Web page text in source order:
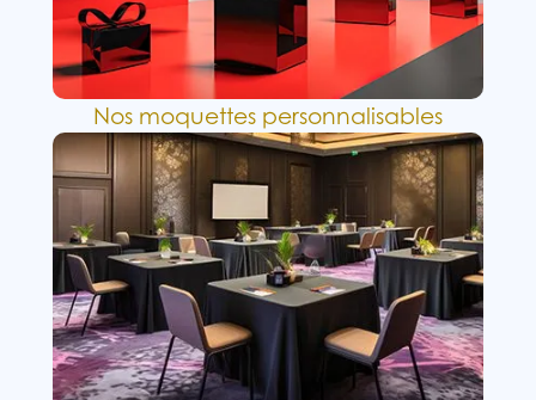
Nos moquettes personnalisables